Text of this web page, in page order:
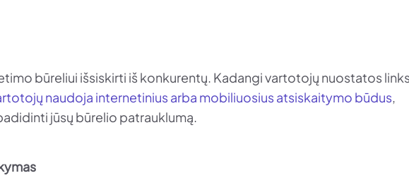
būreliui išsiskirti iš konkurentų. Kadangi vartotojų nuostatos
naudoja internetinius arba mobiliuosius atsiskaitymo būdus,
jūsų būrelio patrauklumą.